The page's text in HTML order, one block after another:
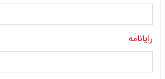
رایانامه